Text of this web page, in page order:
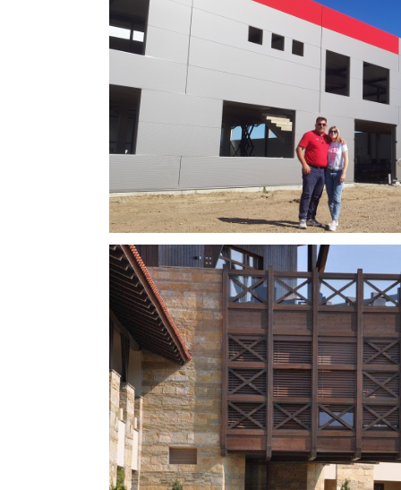
TC Aman Novi Sad
Trenutno izvodimo